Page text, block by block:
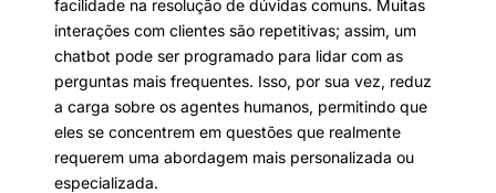
facilidade na resolução de dúvidas comuns. Muitas
interações com clientes são repetitivas; assim, um
chatbot pode ser programado para lidar com as
perguntas mais frequentes. Isso, por sua vez, reduz
a carga sobre os agentes humanos, permitindo que
eles se concentrem em questões que realmente
requerem uma abordagem mais personalizada ou
especializada.